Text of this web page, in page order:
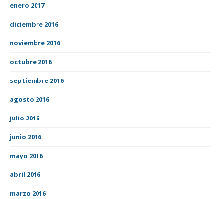
enero 2017
diciembre 2016
noviembre 2016
octubre 2016
septiembre 2016
agosto 2016
julio 2016
junio 2016
mayo 2016
abril 2016
marzo 2016